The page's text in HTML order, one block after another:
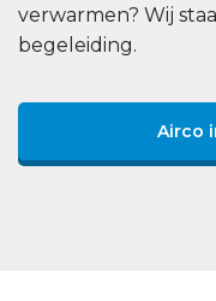
verwarmen? Wij
begeleiding.
Airco